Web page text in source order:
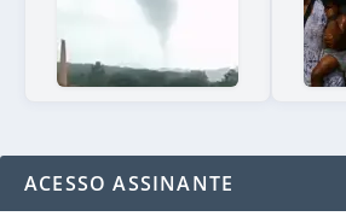
ACESSO ASSINANTE